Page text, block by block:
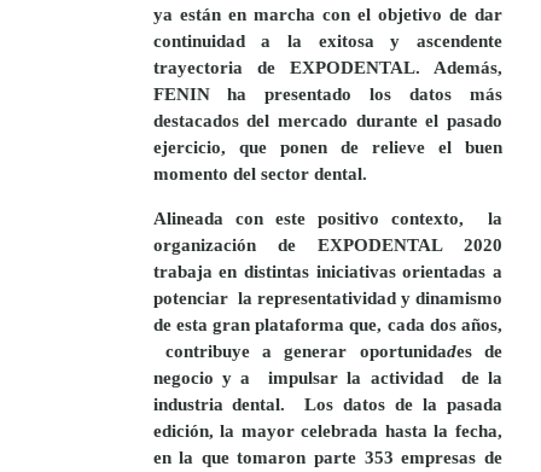
ya están en marcha con el objetivo de dar
continuidad a la exitosa y ascendente
trayectoria de EXPODENTAL. Además,
FENINha presentado los datos más
destacados del mercado durante el pasado
ejercicio, que ponen de relieve el buen
momento del sector dental.
Alineada con este positivo contexto,
la
organización de EXPODENTAL 2020
trabaja en distintas iniciativas orientadas a
potenciar la representatividad y dinamismo
de esta granplataforma que, cada dos años,
contribuye a generar oportunidades de
negocio y a
impulsar la actividad
de la
industria dental.
Los datos de la pasada
edición, la mayor celebrada hasta la fecha,
en la que tomaron parte 353empresas de